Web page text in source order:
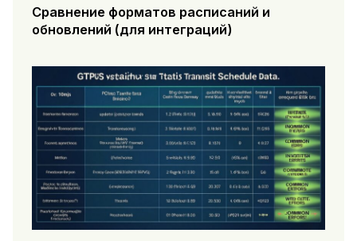
Сравнение форматов расписаний и
обновлений (для интеграций)